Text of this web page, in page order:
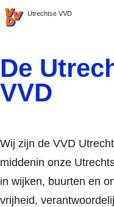
VVD.nlUtrechtse VVD
De
VVD
Wij zijn de VVD
middenin onze
in wijken, buurten en
vrijheid,